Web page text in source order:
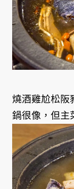
燒酒雞尬松阪
鍋很像，但主